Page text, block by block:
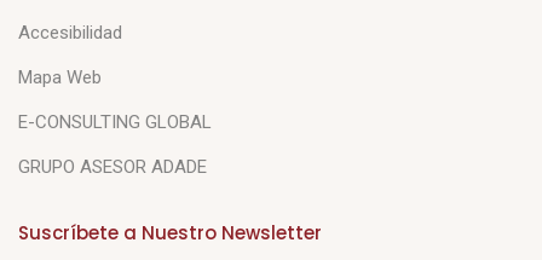
Accesibilidad
Mapa Web
E-CONSULTING GLOBAL
GRUPO ASESOR ADADE
Suscríbete a Nuestro Newsletter